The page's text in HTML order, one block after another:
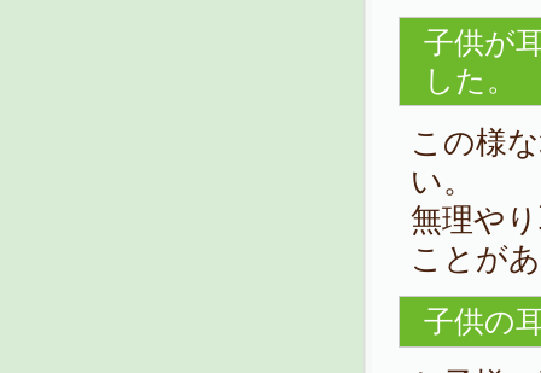
子供が
した。
この様
い。
無理や
ことが
子供の